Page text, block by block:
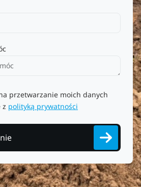
przetwarzanie moich danych
z polityką prywatności